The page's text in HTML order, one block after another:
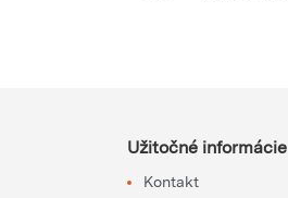
Užitočné informácie
Kontakt